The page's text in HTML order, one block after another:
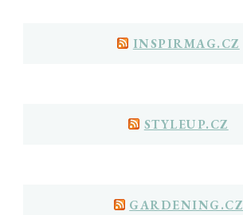
INSPIRMAG.CZ
STYLEUP.CZ
GARDENING.CZ